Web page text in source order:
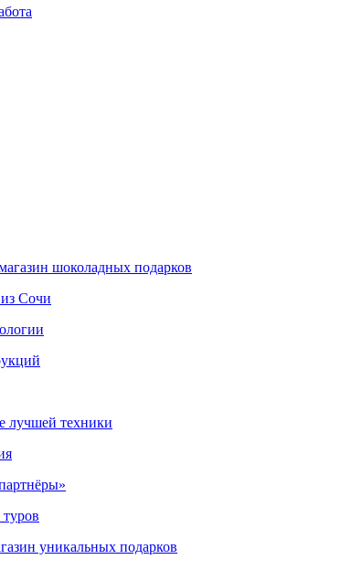
шоколадных подарков
Сочи
лучшей техники
уникальных подарков